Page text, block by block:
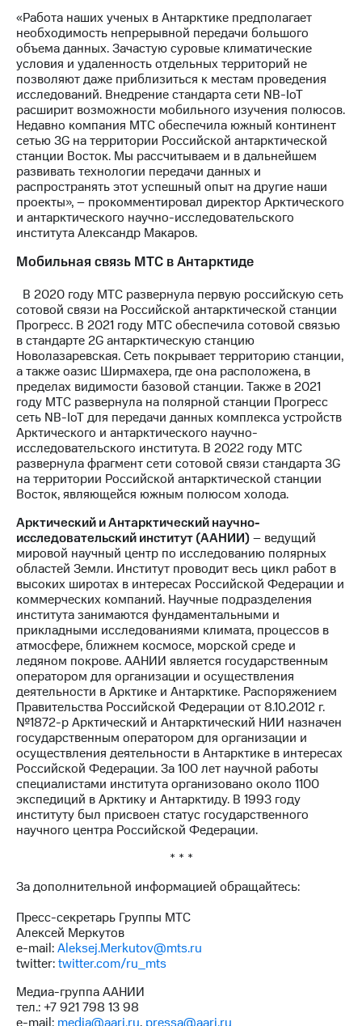
«Работа наших ученых в Антарктике предполагает
необходимость непрерывной передачи большого
объема данных. Зачастую суровые климатические
условия и удаленность отдельных территорий не
позволяют даже приблизиться к местам проведения
исследований. Внедрение стандарта сети NВ-IoT
расширит возможности мобильного изучения полюсов.
Недавно компания МТС обеспечила южный континент
сетью 3G на территории Российской антарктической
станции Восток. Мы рассчитываем и в дальнейшем
развивать технологии передачи данных и
распространять этот успешный опыт на другие наши
проекты», – прокомментировал директор Арктического
и антарктического научно-исследовательского
института Александр Макаров.
Мобильная связь МТС в Антарктиде
В 2020 году МТС развернула первую российскую сеть
сотовой связи на Российской антарктической станции
Прогресс. В 2021 году МТС обеспечила сотовой связью
в стандарте 2G антарктическую станцию
Новолазаревская. Сеть покрывает территорию станции,
а также оазис Ширмахера, где она расположена, в
пределах видимости базовой станции. Также в 2021
году МТС развернула на полярной станции Прогресс
сеть NB-IoT для передачи данных комплекса устройств
Арктического и антарктического научно-
исследовательского института. В 2022 году МТС
развернула фрагмент сети сотовой связи стандарта 3G
на территории Российской антарктической станции
Восток, являющейся южным полюсом холода.
Арктический и Антарктический научно-
исследовательский институт (ААНИИ)– ведущий
мировой научный центр по исследованию полярных
областей Земли. Институт проводит весь цикл работ в
высоких широтах в интересах Российской Федерации и
коммерческих компаний. Научные подразделения
института занимаются фундаментальными и
прикладными исследованиями климата, процессов в
атмосфере, ближнем космосе, морской среде и
ледяном покрове. ААНИИ является государственным
оператором для организации и осуществления
деятельности в Арктике и Антарктике. Распоряжением
Правительства Российской Федерации от 8.10.2012 г.
№1872-р Арктический и Антарктический НИИ назначен
государственным оператором для организации и
осуществления деятельности в Антарктике в интересах
Российской Федерации. За 100 лет научной работы
специалистами института организовано около 1100
экспедиций в Арктику и Антарктиду. В 1993 году
институту был присвоен статус государственного
научного центра Российской Федерации.
* * *
За дополнительной информацией обращайтесь:
Пресс-секретарь Группы МТС
Алексей Меркутов
e-mail:Aleksej.Merkutov@mts.ru
twitter:twitter.com/ru_mts
Медиа-группа ААНИИ
тел.: +7 921 798 13 98